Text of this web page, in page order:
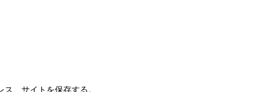
、サイトを保存する。